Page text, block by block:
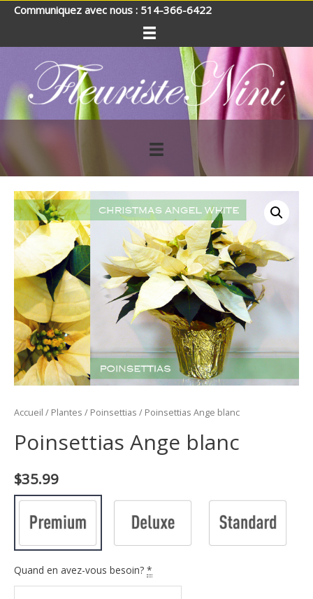
Communiquez avec nous : 514-366-6422
Accueil / Plantes / Poinsettias / Poinsettias Ange blanc
Poinsettias Ange blanc
$35.99
Quand en avez-vous besoin? *